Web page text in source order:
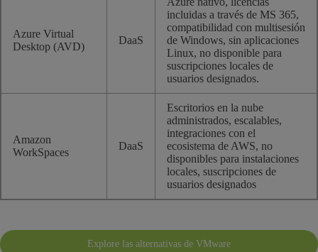
Azure Virtual
Desktop (AVD)
DaaS
incluidas a través de MS 365,
compatibilidad con multisesión
de Windows, sin aplicaciones
Linux, no disponible para
suscripciones locales de
usuarios designados.
Amazon
WorkSpaces
DaaS
Escritorios en la nube
administrados, escalables,
integraciones con el
ecosistema de AWS, no
disponibles para instalaciones
locales, suscripciones de
usuarios designados
Explore las alternativas de VMware